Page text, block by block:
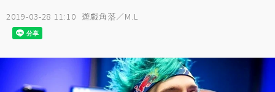
2019-03-28 11:10 遊戲角落／M.L